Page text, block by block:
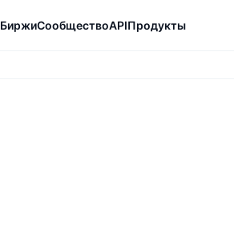
БиржиСообществоAPIПродукты